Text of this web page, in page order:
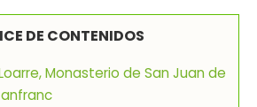
DE CONTENIDOS
Monasterio de San Juan de